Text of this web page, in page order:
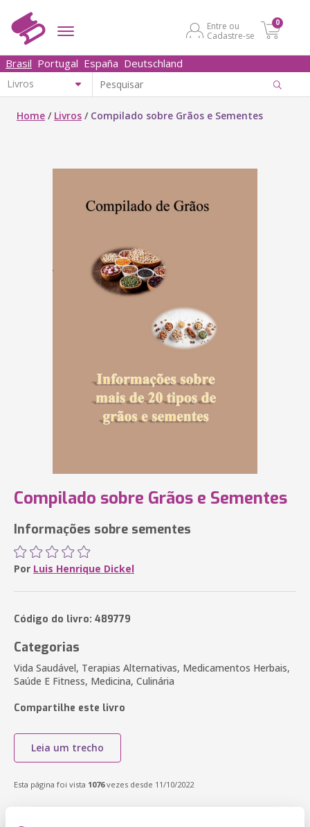
Entre ou
Cadastre-se
0
Brasil Portugal España Deutschland
Home / Livros / Compilado sobre Grãos e Sementes
Compilado sobre Grãos e Sementes
Informações sobre sementes
Por Luis Henrique Dickel
Código do livro: 489779
Categorias
Vida Saudável, Terapias Alternativas, Medicamentos Herbais,
Saúde E Fitness, Medicina, Culinária
Compartilhe este livro
Leia um trecho
Esta página foi vista 1076vezes desde 11/10/2022